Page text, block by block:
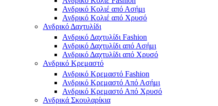
Ανδρικό Κολιέ από Ασήμι
Ανδρικό Κολιέ από Χρυσό
Ανδρικό Δαχτυλίδι
Ανδρικό Δαχτυλίδι Fashion
Ανδρικό Δαχτυλίδι από Ασήμι
Ανδρικό Δαχτυλίδι από Χρυσό
Ανδρικό Κρεμαστό
Ανδρικό Κρεμαστό Fashion
Ανδρικό Κρεμαστό Από Ασήμι
Ανδρικό Κρεμαστό Από Χρυσό
Ανδρικά Σκουλαρίκια